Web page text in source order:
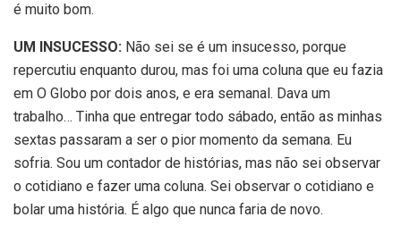
é muito bom.
UM INSUCESSO: Não sei se é um insucesso, porque
repercutiu enquanto durou, mas foi uma coluna que eu fazia
em O Globo por dois anos, e era semanal. Dava um
trabalho… Tinha que entregar todo sábado, então as minhas
sextas passaram a ser o pior momento da semana. Eu
sofria. Sou um contador de histórias, mas não sei observar
o cotidiano e fazer uma coluna. Sei observar o cotidiano e
bolar uma história. É algo que nunca faria de novo.